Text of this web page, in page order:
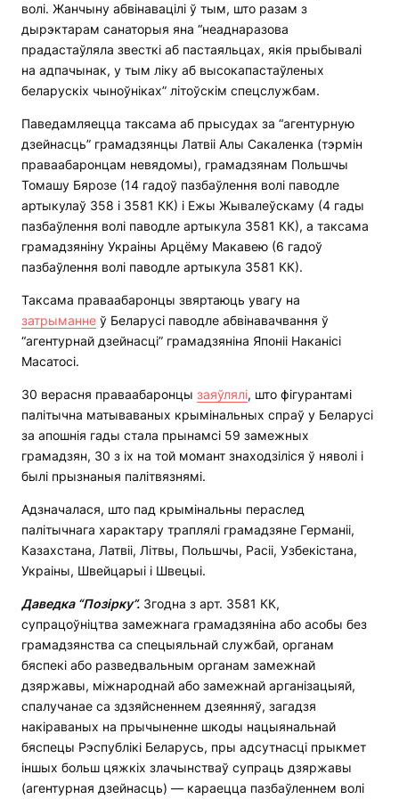
волі. Жанчыну абвінавацілі ў тым, што разам з
дырэктарам санаторыя яна “неаднаразова
прадастаўляла звесткі аб пастаяльцах, якія прыбывалі
на адпачынак, у тым ліку аб высокапастаўленых
беларускіх чыноўніках” літоўскім спецслужбам.
Паведамляецца таксама аб прысудах за “агентурную
дзейнасць” грамадзянцы Латвіі Алы Сакаленка (тэрмін
праваабаронцам невядомы), грамадзянам Польшчы
Томашу Бярозе (14 гадоў пазбаўлення волі паводле
артыкулаў 358 і 3581 КК) і Ежы Жывалеўскаму (4 гады
пазбаўлення волі паводле артыкула 3581 КК), а таксама
грамадзяніну Украіны Арцёму Макавею (6 гадоў
пазбаўлення волі паводле артыкула 3581 КК).
Таксама праваабаронцы звяртаюць увагу на
затрыманне ў Беларусі паводле абвінавачвання ў
“агентурнай дзейнасці” грамадзяніна Японіі Наканісі
Масатосі.
З0 верасня праваабаронцы заяўлялі, што фігурантамі
палітычна матываваных крымінальных спраў у Беларусі
за апошнія гады стала прынамсі 59 замежных
грамадзян, 30 з іх на той момант знаходзіліся ў няволі і
былі прызнаныя палітвязнямі.
Адзначалася, што пад крымінальны пераслед
палітычнага характару траплялі грамадзяне Германіі,
Казахстана, Латвіі, Літвы, Польшчы, Расіі, Узбекістана,
Украіны, Швейцарыі і Швецыі.
Даведка “Позірку”. Згодна з арт. 3581 КК,
супрацоўніцтва замежнага грамадзяніна або асобы без
грамадзянства са спецыяльнай службай, органам
бяспекі або разведвальным органам замежнай
дзяржавы, міжнароднай або замежнай арганізацыяй,
спалучанае са здзяйсненнем дзеянняў, загадзя
накіраваных на прычыненне шкоды нацыянальнай
бяспецы Рэспублікі Беларусь, пры адсутнасці прыкмет
іншых больш цяжкіх злачынстваў супраць дзяржавы
(агентурная дзейнасць) — караецца пазбаўленнем волі